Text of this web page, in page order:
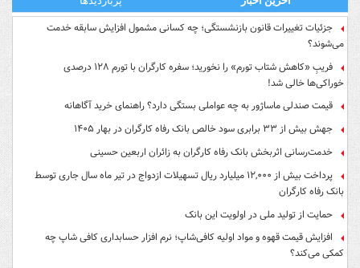
جزئیات تغییرات قانون بازنشستگی؛ چه کسانی مشمول افزایش سابقه خدمت
می‌شوند؟
فریبِ «کاهش شتاب تورم» را نخورید؛ سفره کارگران با تورم ۱۲۸ درصدی
خوراکی‌ها خالی شد!
قیمت صندلی ماساژور به چه عواملی بستگی دارد؟ راهنمای خرید آگاهانه
جهش بیش از ۳۳ برابری سود خالص بانک رفاه کارگران در بهار ۱۴۰۵
خدمت‌رسانی اثربخش بانک رفاه کارگران به زائران اربعین حسینی
پرداخت بیش از ۱۲,۰۰۰ میلیارد ریال تسهیلات ازدواج در تیر ماه سال جاری توسط
بانک رفاه کارگران
حمایت از تولید ملی در اولویت این بانک
افزایش قیمت قهوه و مواد اولیه کافی‌شاپ؛ نرم افزار حسابداری کافی شاپ چه
کمکی می‌کند؟